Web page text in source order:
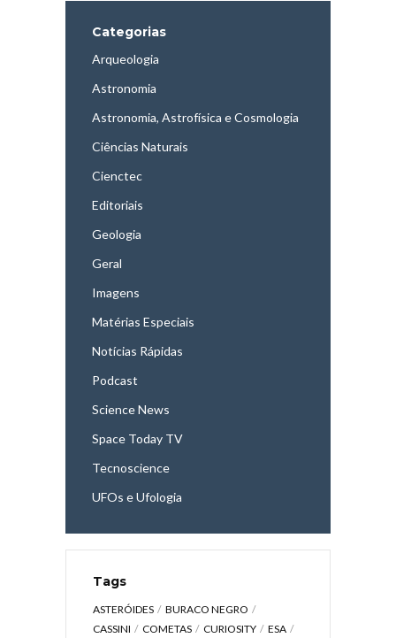
Categorias
Arqueologia
Astronomia
Astronomia, Astrofísica e Cosmologia
Ciências Naturais
Cienctec
Editoriais
Geologia
Geral
Imagens
Matérias Especiais
Notícias Rápidas
Podcast
Science News
Space Today TV
Tecnoscience
UFOs e Ufologia
Tags
ASTERÓIDES
BURACO NEGRO
CASSINI
COMETAS CURIOSITY
ESA